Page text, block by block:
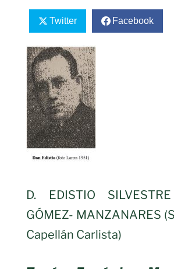
Twitter Facebook
D. EDISTIO
GÓMEZ- MANZANARES
Capellán Carlista)